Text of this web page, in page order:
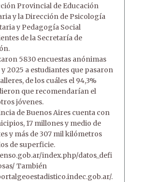
Provincial de Educación
y la Dirección de Psicología
y Pedagogía Social
de la Secretaría de
5830 encuestas anónimas
2025 a estudiantes que pasaron
de los cuáles el 94,3%
que recomendarían el
jóvenes.
de Buenos Aires cuenta con
17 millones y medio de
y más de 307 mil kilómetros
de superficie.
index.php/datos_defi
También
.